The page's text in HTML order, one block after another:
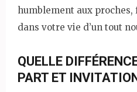
humblement aux proches,
dans votre vie d’un tout
QUELLE
PART ET